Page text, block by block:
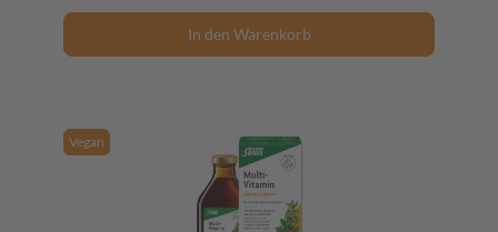
In den Warenkorb
Vegan